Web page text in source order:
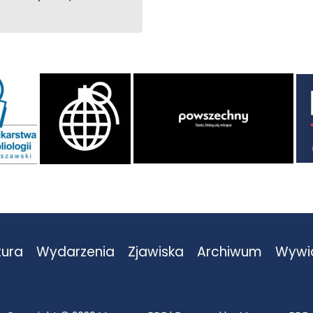
Wydarzenia Zjawiska Archiwum